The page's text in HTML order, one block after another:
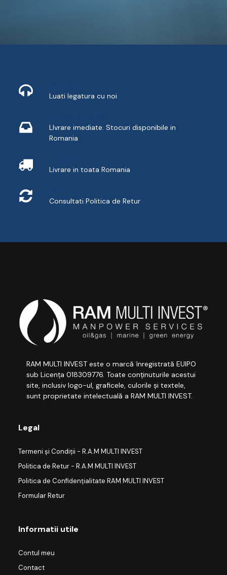
Luati legatura cu noi
LIvrare imediate. Stocuri disponibile in
Romania
Livrare in toata Romania
Consultati Politica de Retur
RAM MULTI INVEST este o marcă înregistrată EUIPO
sub Licența 018309776. Toate conținuturile acestui
site, inclusiv logo-ul, graficele, culorile și textele,
sunt proprietate intelectuală a RAM MULTI INVEST.
Legal
Termeni și Condiții - R.A.M MULTI INVEST
Politica de Retur - R.A.M MULTI INVEST
Politica de Confidențialitate RAM MULTI INVEST
Formular Retur
Informatii utile
Contul meu
Contact